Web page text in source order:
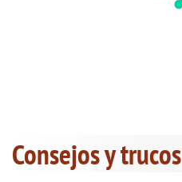
Consejos y trucos